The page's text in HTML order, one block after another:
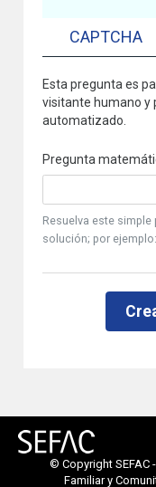
CAPTCHA
Esta pregunta es
visitante humano y
automatizado.
Pregunta
Resuelva este
solución; por
© Copyright SEFAC
Familiar y